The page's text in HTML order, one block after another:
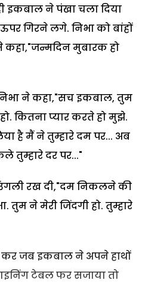
इकबाल ने पंखा चला दिया
गिरने लगे. निभा को बांहों
मुबारक हो
ने कहा,"सच इकबाल, तुम
कितना प्यार करते हो मुझे.
है मैं ने तुम्हारे दम पर... अब
तुम्हारे दर पर..."
रख दी,"दम निकलने की
तुम ने मेरी जिंदगी हो. तुम्हारे
जब इकबाल ने अपने हाथों
टेबल फर सजाया तो